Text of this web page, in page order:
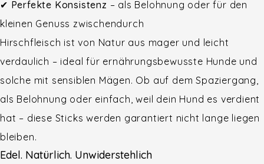
✔ Perfekte Konsistenz – als Belohnung oder für den
kleinen Genuss zwischendurch
Hirschfleisch ist von Natur aus mager und leicht
verdaulich – ideal für ernährungsbewusste Hunde und
solche mit sensiblen Mägen. Ob auf dem Spaziergang,
als Belohnung oder einfach, weil dein Hund es verdient
hat – diese Sticks werden garantiert nicht lange liegen
bleiben.
Edel. Natürlich. Unwiderstehlich